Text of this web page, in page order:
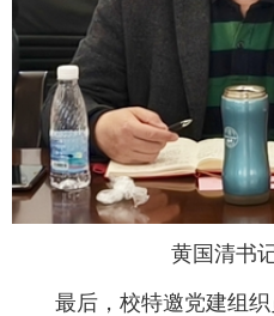
黄国清书
最后，校特邀党建组织